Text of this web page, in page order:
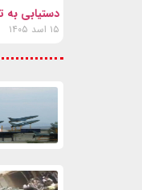
دستیابی به تجارت ۱۰
۱۵ اسد ۱۴۰۵